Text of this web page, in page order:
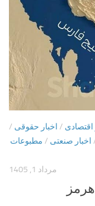
اقتصادی / اخبار حقوقی /
اخبار صنعتی / مطبوعات
مرداد 1, 1405